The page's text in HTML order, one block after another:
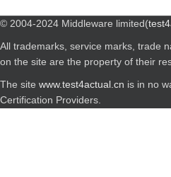
© 2004-2024 Middleware limited(
All trademarks, service marks, trade
on the site are the property of their
The site www.test4actual.cn is in no
Certification Providers.